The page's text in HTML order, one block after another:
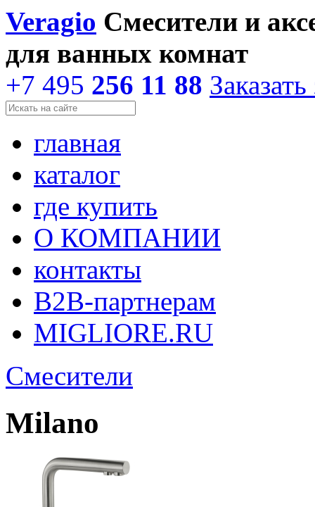
Veragio Смесители и
для ванных комнат
+7 495 256 11 88
главная
каталог
где купить
О КОМПАНИИ
контакты
В2В-партнерам
MIGLIORE.RU
Смесители
Milano